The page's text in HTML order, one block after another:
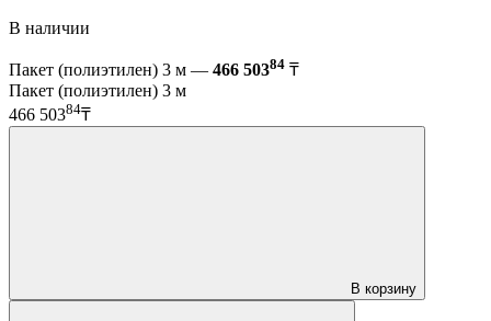
В наличии
Пакет (полиэтилен) 3 м — 466 50384 ₸
Пакет (полиэтилен) 3 м
466 50384₸
В корзину